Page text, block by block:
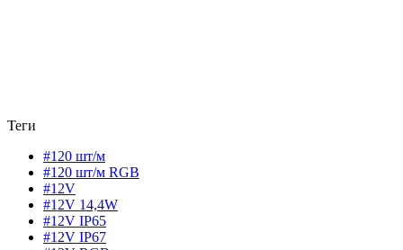
Теги
#120 шт/м
#120 шт/м RGB
#12V
#12V 14,4W
#12V IP65
#12V IP67